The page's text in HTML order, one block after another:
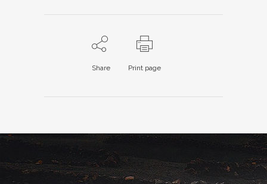
Share Print page